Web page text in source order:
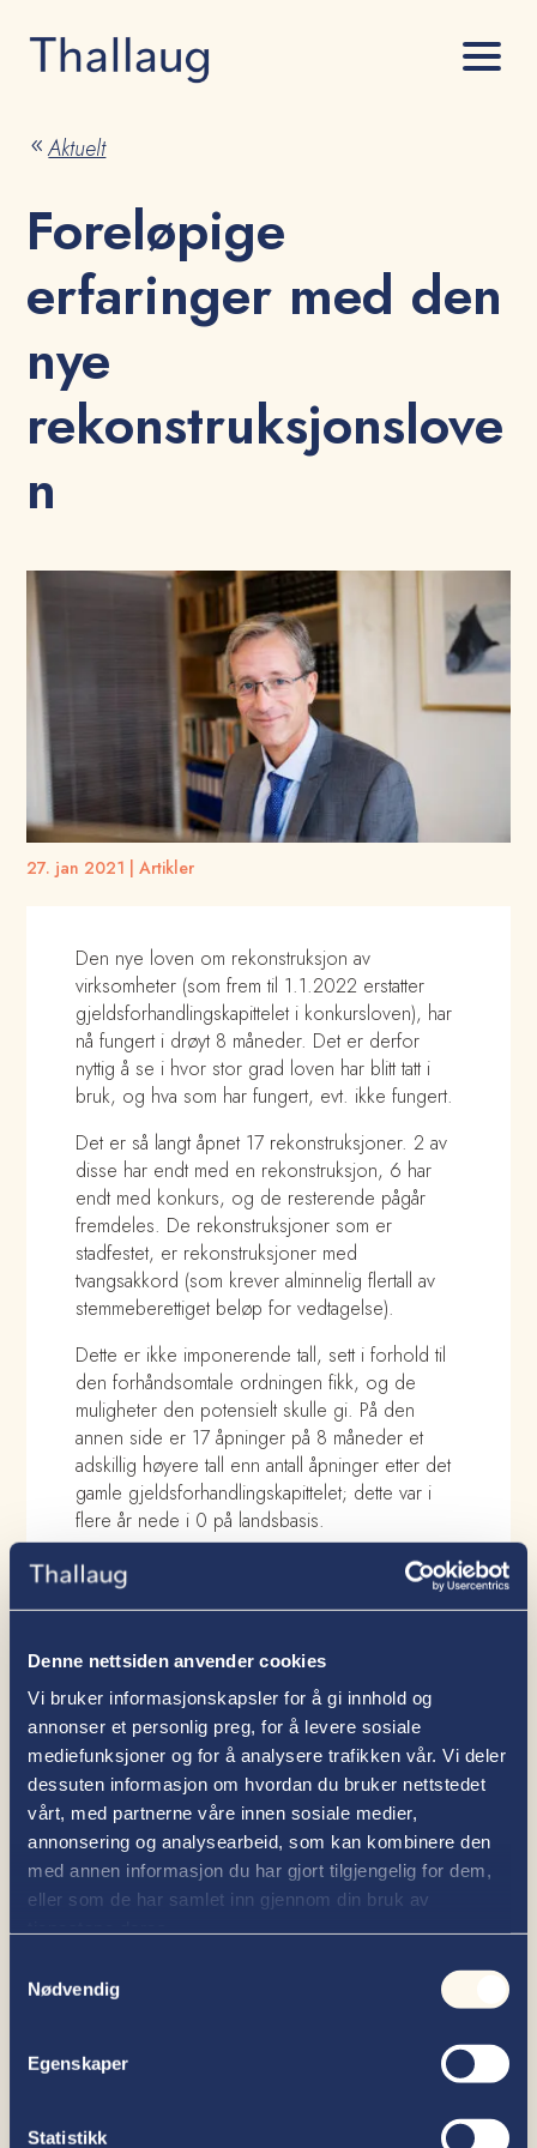
Denne nettsiden anvender cookies
Vi bruker informasjonskapsler for å gi innhold og
annonser et personlig preg, for å levere sosiale
mediefunksjoner og for å analysere trafikken vår. Vi deler
dessuten informasjon om hvordan du bruker nettstedet
vårt, med partnerne våre innen sosiale medier,
annonsering og analysearbeid, som kan kombinere den
med annen informasjon du har gjort tilgjengelig for dem,
eller som de har samlet inn gjennom din bruk av
Nødvendig
Egenskaper
Statistikk
8 Aktuelt
Foreløpige
erfaringer med den
nye
rekonstruksjonslove
n
27. jan 2021 |Artikler
Den nye loven om rekonstruksjon av
virksomheter (som frem til 1.1.2022 erstatter
gjeldsforhandlingskapittelet i konkursloven), har
nå fungert i drøyt 8 måneder. Det er derfor
nyttig å se i hvor stor grad loven har blitt tatt i
bruk, og hva som har fungert, evt. ikke fungert.
Det er så langt åpnet 17 rekonstruksjoner. 2 av
disse har endt med en rekonstruksjon, 6 har
endt med konkurs, og de resterende pågår
fremdeles. De rekonstruksjoner som er
stadfestet, er rekonstruksjoner med
tvangsakkord (som krever alminnelig flertall av
stemmeberettiget beløp for vedtagelse).
Dette er ikke imponerende tall, sett i forhold til
den forhåndsomtale ordningen fikk, og de
muligheter den potensielt skulle gi. På den
annen side er 17 åpninger på 8 måneder et
adskillig høyere tall enn antall åpninger etter det
gamle gjeldsforhandlingskapittelet; dette var i
flere år nede i 0 på landsbasis.
Det faktum at så vidt mange rekonstruksjoner har
endt i konkurs, kan indikere at selskapene har
loven tilstrekkelig for rekonstruksjon at selskapet
problemer. Det er med andre ord ikke krav om
insolvens, som i konkurs. Hvis rekonstruksjon
begjæres for sent, kan dette ha alvorlig
innvirkning på utsiktene for en sunn fremtidig
drift, og derigjennom for muligheten til å legge
frem et realistisk forslag til rekonstruksjon.
Det er videre et faktum at en
rekonstruksjonsforhandling er likviditetsmessig
finansieres i rekonstruksjonsperioden. Dette
medfører dessuten ingen endringer mht.
ansattes rettigheter. Dette i motsetning til ved
«plukke» de ansatte som behøves for en evt. ny